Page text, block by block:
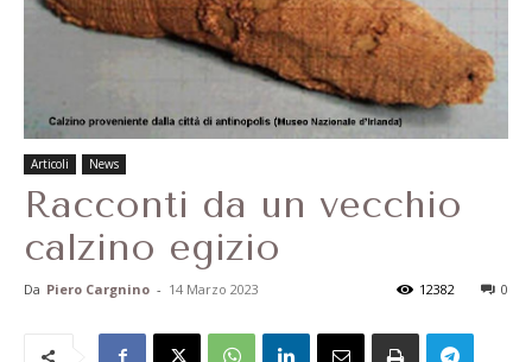
Articoli News
Racconti da un vecchio
calzino egizio
Da Piero Cargnino - 14 Marzo 2023 0
12382